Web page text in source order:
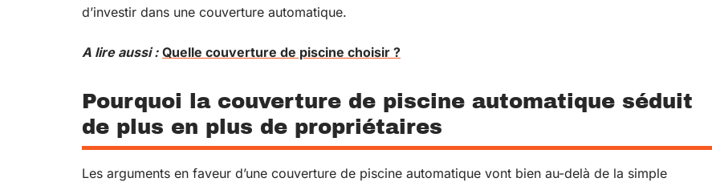
d’investir dans une couverture automatique.
A lire aussi : Quelle couverture de piscine choisir ?
Pourquoi la couverture de piscine automatique séduit
de plus en plus de propriétaires
Les arguments en faveur d’une couverture de piscine automatique vont bien au-delà de la simple